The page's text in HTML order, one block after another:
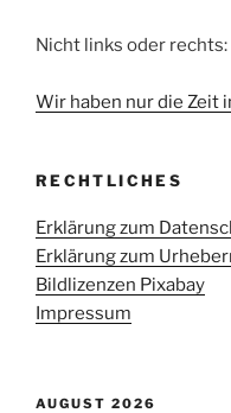
Nicht links oder rechts:
Wir haben nur die Zeit
RECHTLICHES
Erklärung zum
Erklärung zum
Bildlizenzen Pixabay
Impressum
AUGUST 2026